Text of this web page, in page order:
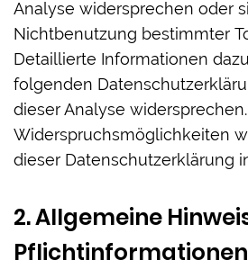
Analyse widersprechen oder
Nichtbenutzung bestimmter
Detaillierte Informationen
folgenden
dieser Analyse
Widerspruchsmöglichkeiten
dieser Datenschutzerklärung
2. Allgemeine
Pflichtinformationen